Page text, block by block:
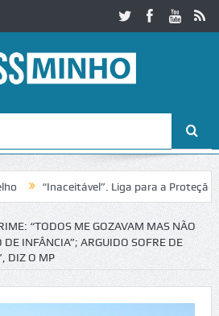
“Inaceitável”. Liga para a Proteção
Igreja do Castelo de Cerveira
“TODOS ME GOZAVAM MAS NÃO
INFÂNCIA”; ARGUIDO SOFRE DE
DIZ O MP